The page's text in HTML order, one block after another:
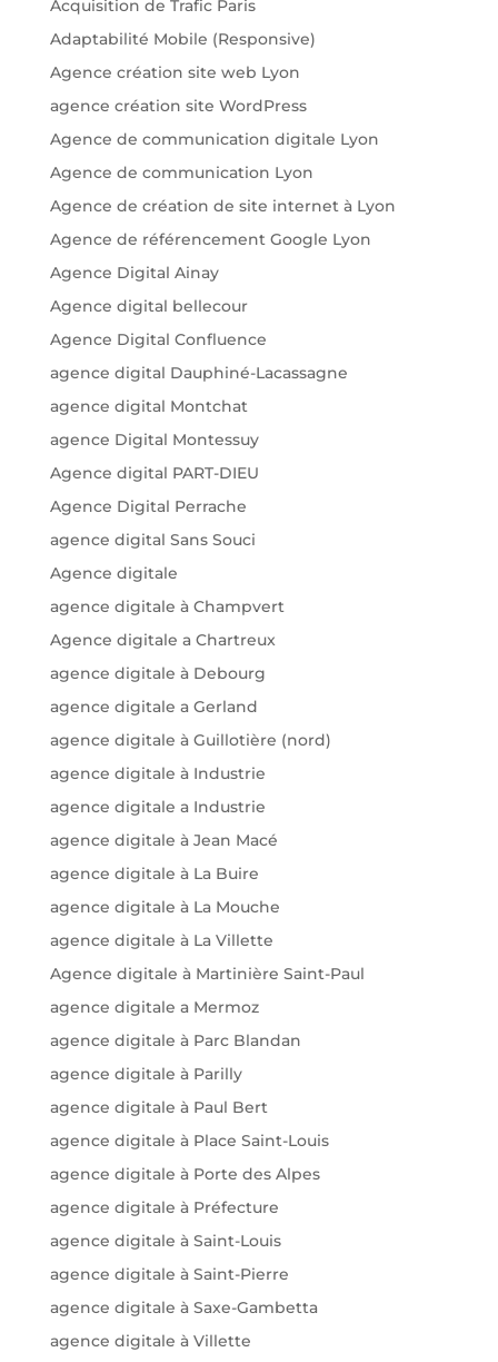
Acquisition de Trafic Paris
Adaptabilité Mobile (Responsive)
Agence création site web Lyon
agence création site WordPress
Agence de communication digitale Lyon
Agence de communication Lyon
Agence de création de site internet à Lyon
Agence de référencement Google Lyon
Agence Digital Ainay
Agence digital bellecour
Agence Digital Confluence
agence digital Dauphiné-Lacassagne
agence digital Montchat
agence Digital Montessuy
Agence digital PART-DIEU
Agence Digital Perrache
agence digital Sans Souci
Agence digitale
agence digitale à Champvert
Agence digitale a Chartreux
agence digitale à Debourg
agence digitale a Gerland
agence digitale à Guillotière (nord)
agence digitale à Industrie
agence digitale a Industrie
agence digitale à Jean Macé
agence digitale à La Buire
agence digitale à La Mouche
agence digitale à La Villette
Agence digitale à Martinière Saint-Paul
agence digitale a Mermoz
agence digitale à Parc Blandan
agence digitale à Parilly
agence digitale à Paul Bert
agence digitale à Place Saint-Louis
agence digitale à Porte des Alpes
agence digitale à Préfecture
agence digitale à Saint-Louis
agence digitale à Saint-Pierre
agence digitale à Saxe-Gambetta
agence digitale à Villette